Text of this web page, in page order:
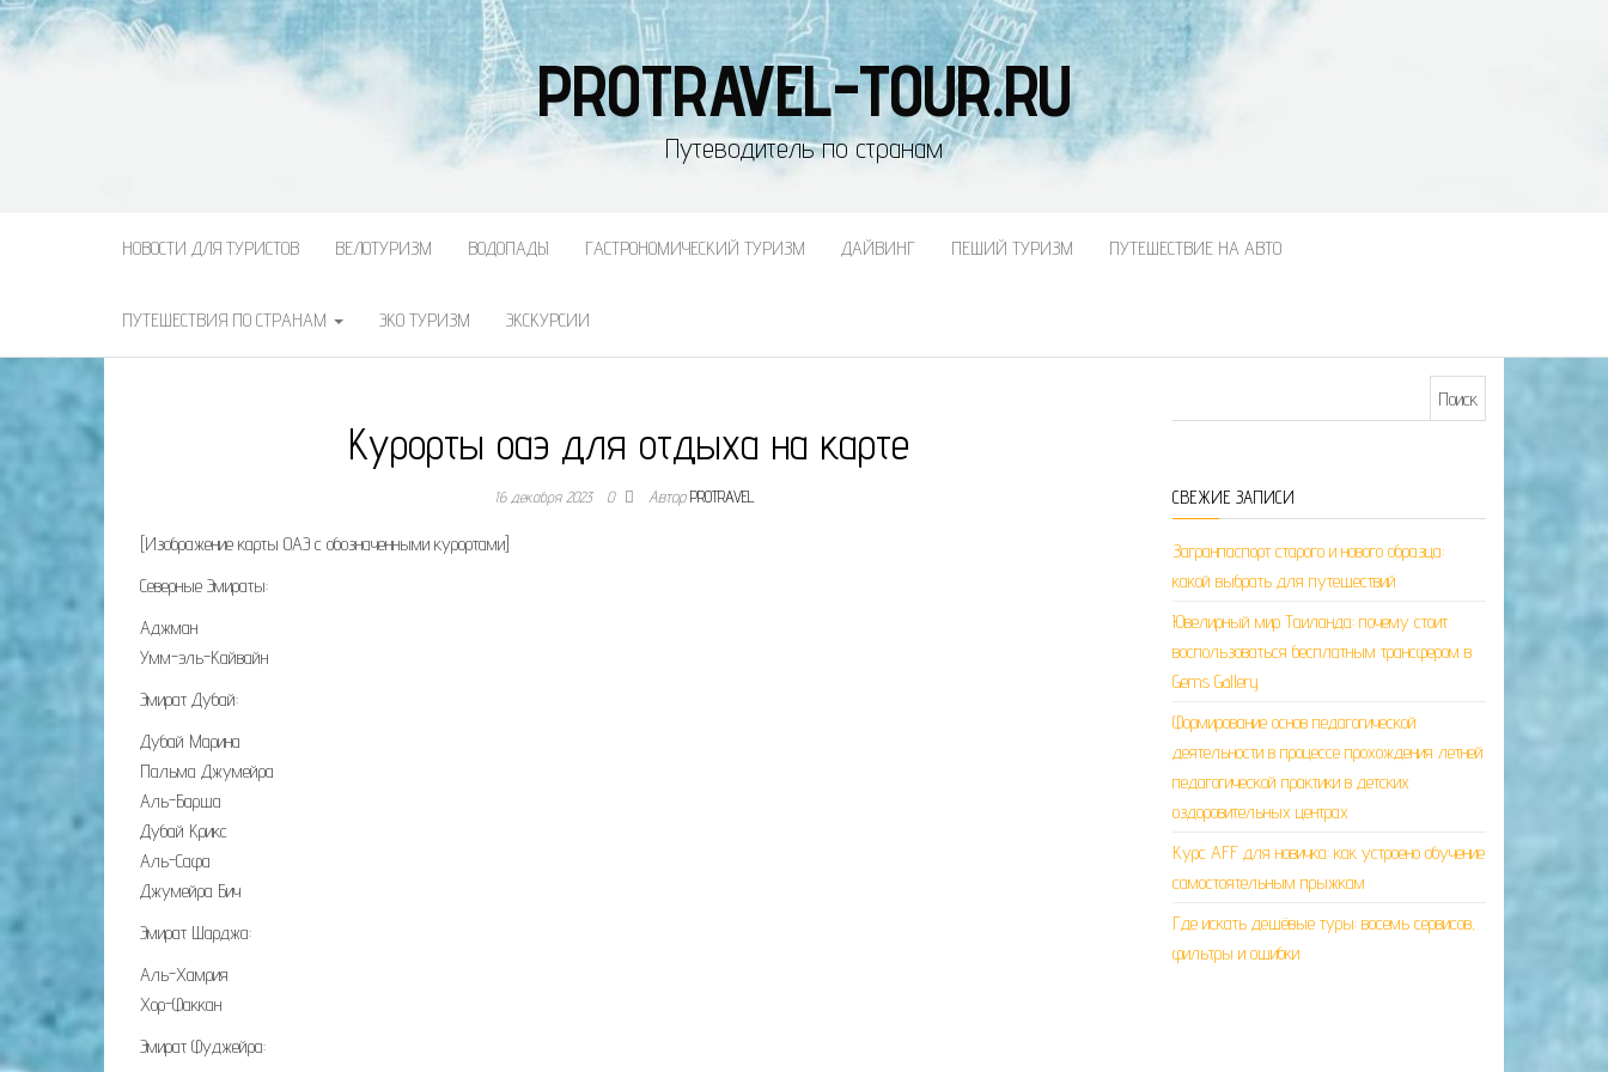
PROTRAVEL-TOUR.RU
Путеводитель по странам
НОВОСТИ ДЛЯ ТУРИСТОВ ВЕЛОТУРИЗМ ВОДОПАДЫ ГАСТРОНОМИЧЕСКИЙ ТУРИЗМ ДАЙВИНГ ПЕШИЙ ТУРИЗМ ПУТЕШЕСТВИЕ НА АВТО
ПУТЕШЕСТВИЯ ПО СТРАНАМ ЭКО ТУРИЗМ ЭКСКУРСИИ
Курорты оаэ для отдыха на карте
16 декабря 2023 0 АвторPROTRAVEL
[Изображение карты ОАЭ с обозначенными курортами]
Северные Эмираты:
Аджман
Умм-эль-Кайвайн
Эмират Дубай:
Дубай Марина
Пальма Джумейра
Аль-Барша
Дубай Крикс
Аль-Сафа
Джумейра Бич
Эмират Шарджа:
Аль-Хамрия
Хор-Факкан
Эмират Фуджейра:
СВЕЖИЕ ЗАПИСИ
Загранпаспорт старого и нового образца:
какой выбрать для путешествий
Ювелирный мир Таиланда: почему стоит
воспользоваться бесплатным трансфером в
Gems Gallery
Формирование основ педагогической
деятельности в процессе прохождения летней
педагогической практики в детских
оздоровительных центрах
Курс AFF для новичка: как устроено обучение
самостоятельным прыжкам
Где искать дешёвые туры: восемь сервисов,
фильтры и ошибки